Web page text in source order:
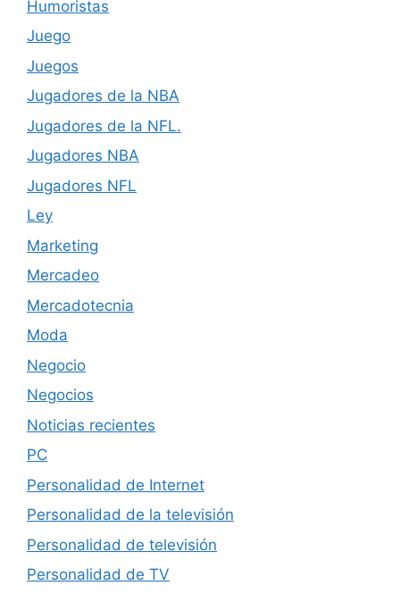
Humoristas
Juego
Juegos
Jugadores de la NBA
Jugadores de la NFL.
Jugadores NBA
Jugadores NFL
Ley
Marketing
Mercadeo
Mercadotecnia
Moda
Negocio
Negocios
Noticias recientes
PC
Personalidad de Internet
Personalidad de la televisión
Personalidad de televisión
Personalidad de TV